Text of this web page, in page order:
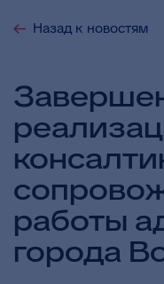
Назад к новостям
работы
города